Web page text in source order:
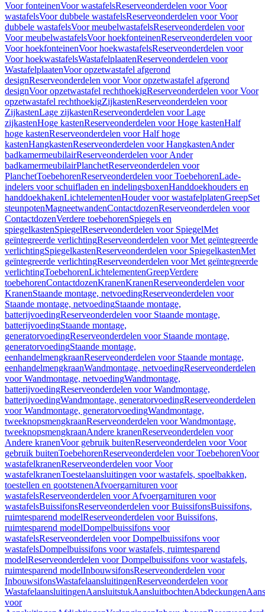
Voor fonteinenVoor wastafelsReserveonderdelen voor Voor
wastafelsVoor dubbele wastafelsReserveonderdelen voor Voor
dubbele wastafelsVoor meubelwastafelsReserveonderdelen voor
Voor meubelwastafelsVoor hoekfonteinenReserveonderdelen voor
Voor hoekfonteinenVoor hoekwastafelsReserveonderdelen voor
Voor hoekwastafelsWastafelplaatenReserveonderdelen voor
WastafelplaatenVoor opzetwastafel afgerond
designReserveonderdelen voor Voor opzetwastafel afgerond
designVoor opzetwastafel rechthoekigReserveonderdelen voor Voor
opzetwastafel rechthoekigZijkastenReserveonderdelen voor
ZijkastenLage zijkastenReserveonderdelen voor Lage
zijkastenHoge kastenReserveonderdelen voor Hoge kastenHalf
hoge kastenReserveonderdelen voor Half hoge
kastenHangkastenReserveonderdelen voor HangkastenAnder
badkamermeubilairReserveonderdelen voor Ander
badkamermeubilairPlanchetReserveonderdelen voor
PlanchetToebehorenReserveonderdelen voor ToebehorenLade-
indelers voor schuifladen en indelingsboxenHanddoekhouders en
handdoekhakenLichtelementenHouder voor wastafelplatenGreepSet
steunpotenMagneetwandenContactdozenReserveonderdelen voor
ContactdozenVerdere toebehorenSpiegels en
spiegelkastenSpiegelReserveonderdelen voor SpiegelMet
geïntegreerde verlichtingReserveonderdelen voor Met geïntegreerde
verlichtingSpiegelkastenReserveonderdelen voor SpiegelkastenMet
geïntegreerde verlichtingReserveonderdelen voor Met geïntegreerde
verlichtingToebehorenLichtelementenGreepVerdere
toebehorenContactdozenKranenKranenReserveonderdelen voor
KranenStaande montage, netvoedingReserveonderdelen voor
Staande montage, netvoedingStaande montage,
batterijvoedingReserveonderdelen voor Staande montage,
batterijvoedingStaande montage,
generatorvoedingReserveonderdelen voor Staande montage,
generatorvoedingStaande montage,
eenhandelmengkraanReserveonderdelen voor Staande montage,
eenhandelmengkraanWandmontage, netvoedingReserveonderdelen
voor Wandmontage, netvoedingWandmontage,
batterijvoedingReserveonderdelen voor Wandmontage,
batterijvoedingWandmontage, generatorvoedingReserveonderdelen
voor Wandmontage, generatorvoedingWandmontage,
tweeknopsmengkraanReserveonderdelen voor Wandmontage,
tweeknopsmengkraanAndere kranenReserveonderdelen voor
Andere kranenVoor gebruik buitenReserveonderdelen voor Voor
gebruik buitenToebehorenReserveonderdelen voor ToebehorenVoor
wastafelkranenReserveonderdelen voor Voor
wastafelkranenToestelaansluitingen voor wastafels, spoelbakken,
toestellen en gootstenenAfvoergarnituren voor
wastafelsReserveonderdelen voor Afvoergarnituren voor
wastafelsBuissifonsReserveonderdelen voor BuissifonsBuissifons,
ruimtesparend modelReserveonderdelen voor Buissifons,
ruimtesparend modelDompelbuissifons voor
wastafelsReserveonderdelen voor Dompelbuissifons voor
wastafelsDompelbuissifons voor wastafels, ruimtesparend
modelReserveonderdelen voor Dompelbuissifons voor wastafels,
ruimtesparend modelInbouwsifonsReserveonderdelen voor
InbouwsifonsWastafelaansluitingenReserveonderdelen voor
WastafelaansluitingenAansluitstukAansluitbochtenAbdeckungen
voor